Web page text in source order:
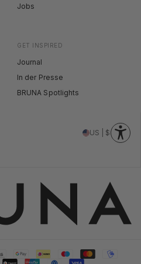
US | $
Jobs
GET INSPIRED
Journal
In der Presse
BRUNA Spotlights